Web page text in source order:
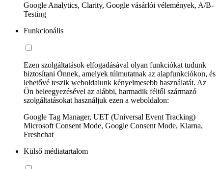
Google Analytics, Clarity, Google vásárlói vélemények, A/B-
Testing
Funkcionális
Ezen szolgáltatások elfogadásával olyan funkciókat tudunk
biztosítani Önnek, amelyek túlmutatnak az alapfunkciókon, és
lehetővé teszik weboldalunk kényelmesebb használatát. Az
Ön beleegyezésével az alábbi, harmadik féltől származó
szolgáltatásokat használjuk ezen a weboldalon:
Google Tag Manager, UET (Universal Event Tracking)
Microsoft Consent Mode, Google Consent Mode, Klarna,
Freshchat
Külső médiatartalom